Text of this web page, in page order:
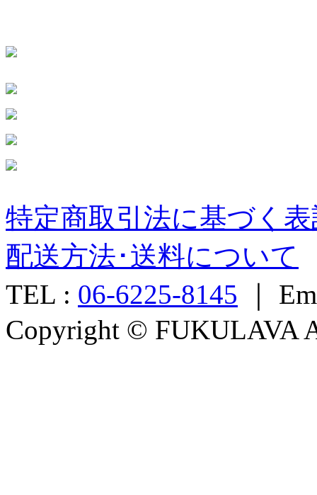
特定商取引法に基づく
配送方法･送料について
TEL : 06-6225-8145 ｜
Copyright © FUKULAVA